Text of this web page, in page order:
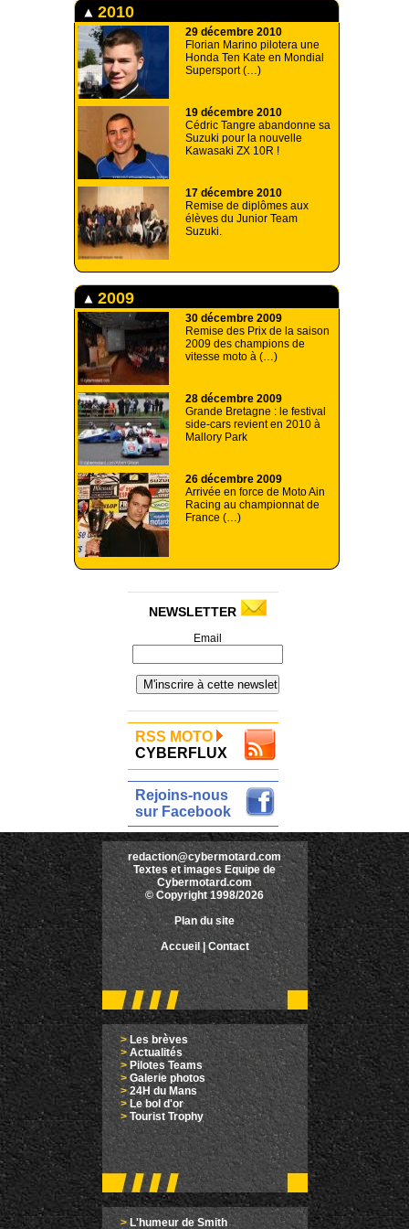
2010
29 décembre 2010
Florian Marino pilotera une
Honda Ten Kate en Mondial
Supersport (…)
19 décembre 2010
Cédric Tangre abandonne sa
Suzuki pour la nouvelle
Kawasaki ZX 10R !
17 décembre 2010
Remise de diplômes aux
élèves du Junior Team
Suzuki.
2009
30 décembre 2009
Remise des Prix de la saison
2009 des champions de
vitesse moto à (…)
28 décembre 2009
Grande Bretagne : le festival
side-cars revient en 2010 à
Mallory Park
26 décembre 2009
Arrivée en force de Moto Ain
Racing au championnat de
France (…)
NEWSLETTER
Email
RSS MOTO
CYBERFLUX
Rejoins-nous
sur Facebook
redaction@cybermotard.com
Textes et images Equipe de
Cybermotard.com
© Copyright 1998/2026
Plan du site
Accueil |Contact
>Les brèves
> Actualités
> Pilotes Teams
>Galerie photos
>24H du Mans
>Le bol d'or
> Tourist Trophy
>L'humeur de Smith